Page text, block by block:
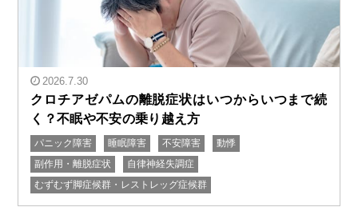
" alt="クロチアゼパムの離脱症状はいつからいつまで続
く？不眠や不安の乗り越え方"/>
2026.7.30
クロチアゼパムの離脱症状はいつからいつまで続
く？不眠や不安の乗り越え方
パニック障害 睡眠障害 不安障害
動悸
副作用・離脱症状
自律神経失調症
むずむず脚症候群・レストレッグ症候群